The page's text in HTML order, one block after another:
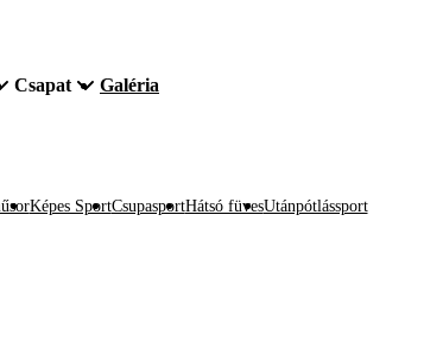
Csapat Galéria
Képes SportCsupasportHátsó füvesUtánpótlássport